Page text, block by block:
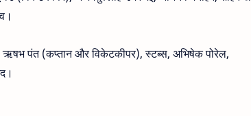
पंत (कप्तान और विकेटकीपर), स्टब्स, अभिषेक पोरेल,